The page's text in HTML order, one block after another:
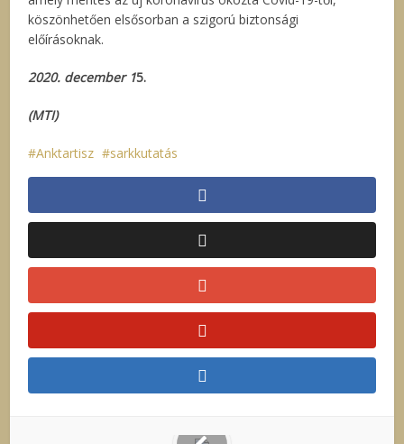
köszönhetően elsősorban a szigorú biztonsági
előírásoknak.
2020. december 15.
(MTI)
Anktartisz sarkkutatás